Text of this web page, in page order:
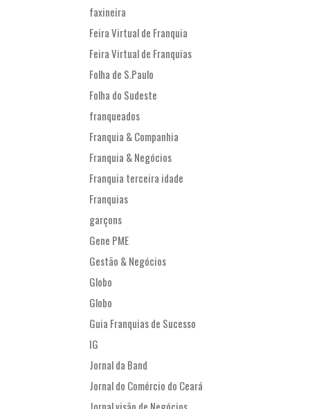
faxineira
Feira Virtual de Franquia
Feira Virtual de Franquias
Folha de S.Paulo
Folha do Sudeste
franqueados
Franquia & Companhia
Franquia & Negócios
Franquia terceira idade
Franquias
garçons
Gene PME
Gestão & Negócios
Globo
Globo
Guia Franquias de Sucesso
IG
Jornal da Band
Jornal do Comércio do Ceará